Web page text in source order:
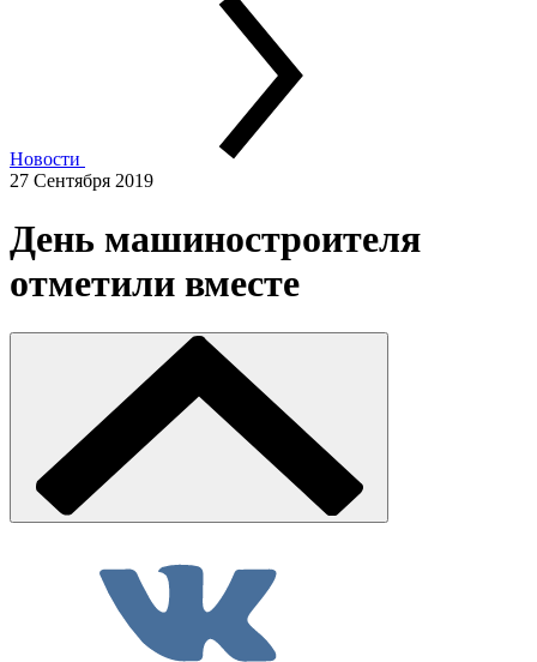
Новости
27 Сентября 2019
День машиностроителя
отметили вместе